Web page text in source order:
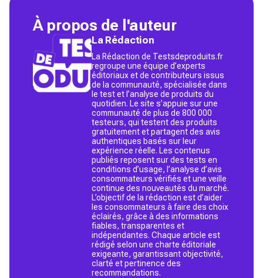
À propos de l'auteur
La Rédaction
La Rédaction de Testsdeproduits.fr
regroupe une équipe d’experts
éditoriaux et de contributeurs issus
de la communauté, spécialisée dans
le test et l’analyse de produits du
quotidien. Le site s’appuie sur une
communauté de plus de 800 000
testeurs, qui testent des produits
gratuitement et partagent des avis
authentiques basés sur leur
expérience réelle. Les contenus
publiés reposent sur des tests en
conditions d’usage, l’analyse d’avis
consommateurs vérifiés et une veille
continue des nouveautés du marché.
L’objectif de la rédaction est d’aider
les consommateurs à faire des choix
éclairés, grâce à des informations
fiables, transparentes et
indépendantes. Chaque article est
rédigé selon une charte éditoriale
exigeante, garantissant objectivité,
clarté et pertinence des
recommandations.